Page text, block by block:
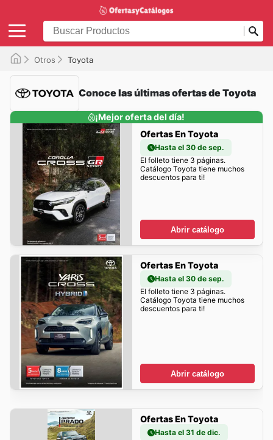
Otros Toyota
Conoce las últimas ofertas de Toyota
¡Mejor oferta del día!
Ofertas En Toyota
Hasta el 30 de sep.
El folleto tiene 3 páginas.
Catálogo Toyota tiene muchos
descuentos para ti!
Abrir catálogo
Ofertas En Toyota
Hasta el 30 de sep.
El folleto tiene 3 páginas.
Catálogo Toyota tiene muchos
descuentos para ti!
Abrir catálogo
Ofertas En Toyota
Hasta el 31 de dic.